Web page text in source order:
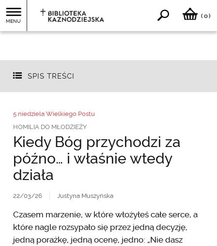
MENU
( 0)
SPIS TREŚCI
5 niedziela Wielkiego Postu
HOMILIA DO MŁODZIEŻY
Kiedy Bóg przychodzi za
późno… i właśnie wtedy
działa
22/03/26 Justyna Muszyńska
Czasem marzenie, w które włożyłeś całe serce, a
które nagle rozsypało się przez jedną decyzję,
jedną porażkę, jedną ocenę, jedno: „Nie dasz